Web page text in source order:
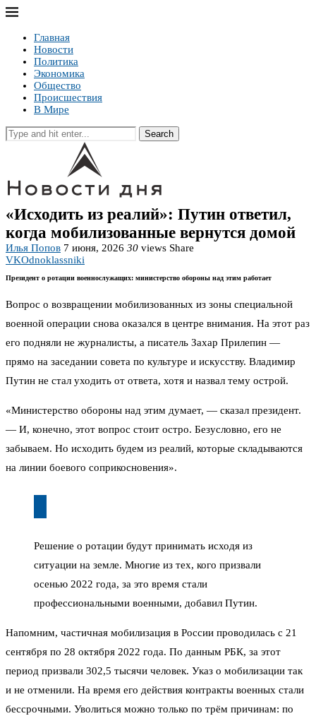
Главная
Новости
Политика
Экономика
Общество
Происшествия
В Мире
Search
«Исходить из реалий»: Путин ответил,
когда мобилизованные вернутся домой
Илья Попов 7 июня, 2026 30 views Share
VKOdnoklassniki
Президент о ротации военнослужащих: министерство обороны над этим работает
Вопрос о возвращении мобилизованных из зоны специальной
военной операции снова оказался в центре внимания. На этот раз
его подняли не журналисты, а писатель Захар Прилепин —
прямо на заседании совета по культуре и искусству. Владимир
Путин не стал уходить от ответа, хотя и назвал тему острой.
«Министерство обороны над этим думает, — сказал президент.
— И, конечно, этот вопрос стоит остро. Безусловно, его не
забываем. Но исходить будем из реалий, которые складываются
на линии боевого соприкосновения».
Решение о ротации будут принимать исходя из
ситуации на земле. Многие из тех, кого призвали
осенью 2022 года, за это время стали
профессиональными военными, добавил Путин.
Напомним, частичная мобилизация в России проводилась с 21
сентября по 28 октября 2022 года. По данным РБК, за этот
период призвали 302,5 тысячи человек. Указ о мобилизации так
и не отменили. На время его действия контракты военных стали
бессрочными. Уволиться можно только по трём причинам: по